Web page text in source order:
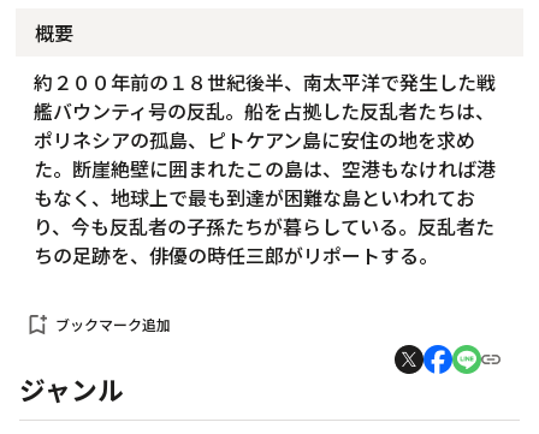
概要
約２００年前の１８世紀後半、南太平洋で発生した戦
艦バウンティ号の反乱。船を占拠した反乱者たちは、
ポリネシアの孤島、ピトケアン島に安住の地を求め
た。断崖絶壁に囲まれたこの島は、空港もなければ港
もなく、地球上で最も到達が困難な島といわれてお
り、今も反乱者の子孫たちが暮らしている。反乱者た
ちの足跡を、俳優の時任三郎がリポートする。
bookmark_add ブックマーク追加
ジャンル